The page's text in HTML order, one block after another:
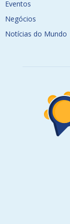
Eventos
Negócios
Notícias do Mundo